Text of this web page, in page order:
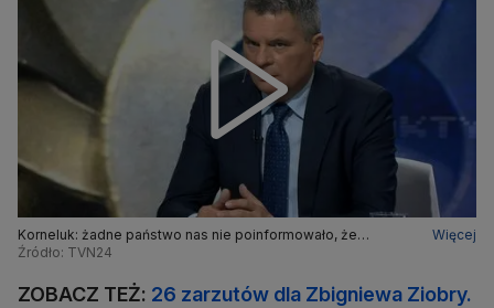
Korneluk: żadne państwo nas nie poinformowało, że
Romanowski wjechał na jego terytorium
Więcej
Źródło: TVN24
ZOBACZ TEŻ: 26 zarzutów dla Zbigniewa Ziobry.